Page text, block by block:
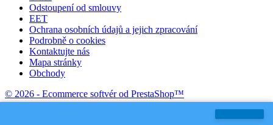
Odstoupení od smlouvy
EET
Ochrana osobních údajů a jejich zpracování
Podrobně o cookies
Kontaktujte nás
Mapa stránky
Obchody
© 2026 - Ecommerce softvér od PrestaShop™